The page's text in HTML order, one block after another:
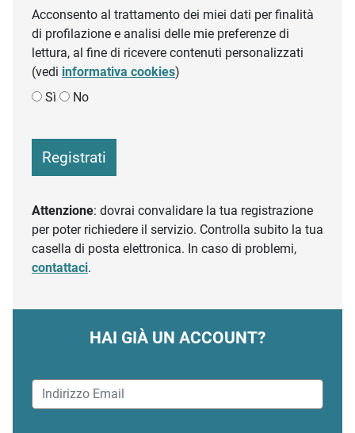
Acconsento al trattamento dei miei dati per finalità
di profilazione e analisi delle mie preferenze di
lettura, al fine di ricevere contenuti personalizzati
(vedi informativa cookies)
Sì
No
Registrati
Attenzione: dovrai convalidare la tua registrazione
per poter richiedere il servizio. Controlla subito la tua
casella di posta elettronica. In caso di problemi,
contattaci.
HAI GIÀ UN ACCOUNT?